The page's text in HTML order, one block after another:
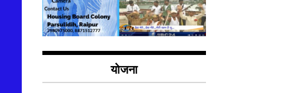
योजना